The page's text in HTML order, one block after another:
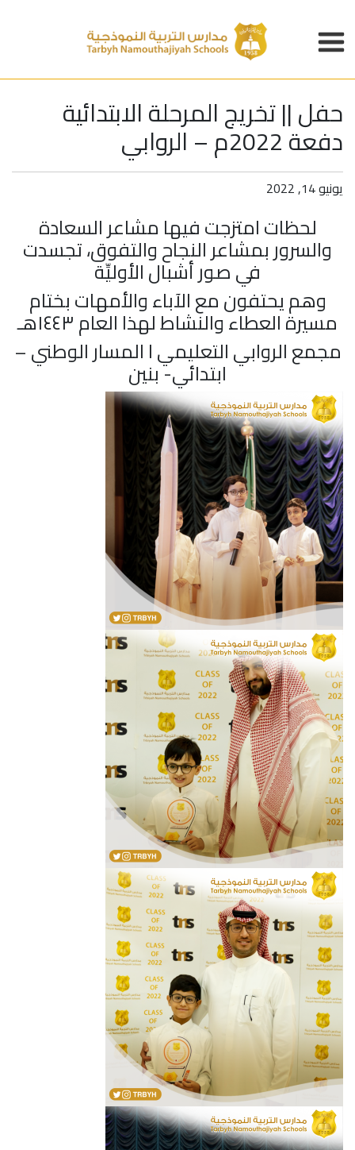
حفل || تخريج المرحلة الابتدائية
دفعة 2022م – الروابي
يونيو 14, 2022
لحظات امتزجت فيها مشاعر السعادة
والسرور بمشاعر النجاح والتفوق، تجسدت
في صور أشبال الأوليِّة
وهم يحتفون مع الآباء والأمهات بختام
مسيرة العطاء والنشاط لهذا العام ١٤٤٣هـ
مجمع الروابي التعليمي l المسار الوطني –
ابتدائي- بنين